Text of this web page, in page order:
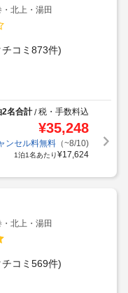
北上・湯田
チコミ873件)
2名合計/税・手数料込
¥35,248
ンセル料無料（~8/10)
1泊1名あたり¥17,624
北上・湯田
チコミ569件)